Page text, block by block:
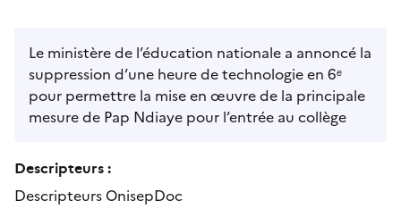
Le ministère de l’éducation nationale a annoncé la
suppression d’une heure de technologie en 6ᵉ
pour permettre la mise en œuvre de la principale
mesure de Pap Ndiaye pour l’entrée au collège
Descripteurs :
Descripteurs OnisepDoc